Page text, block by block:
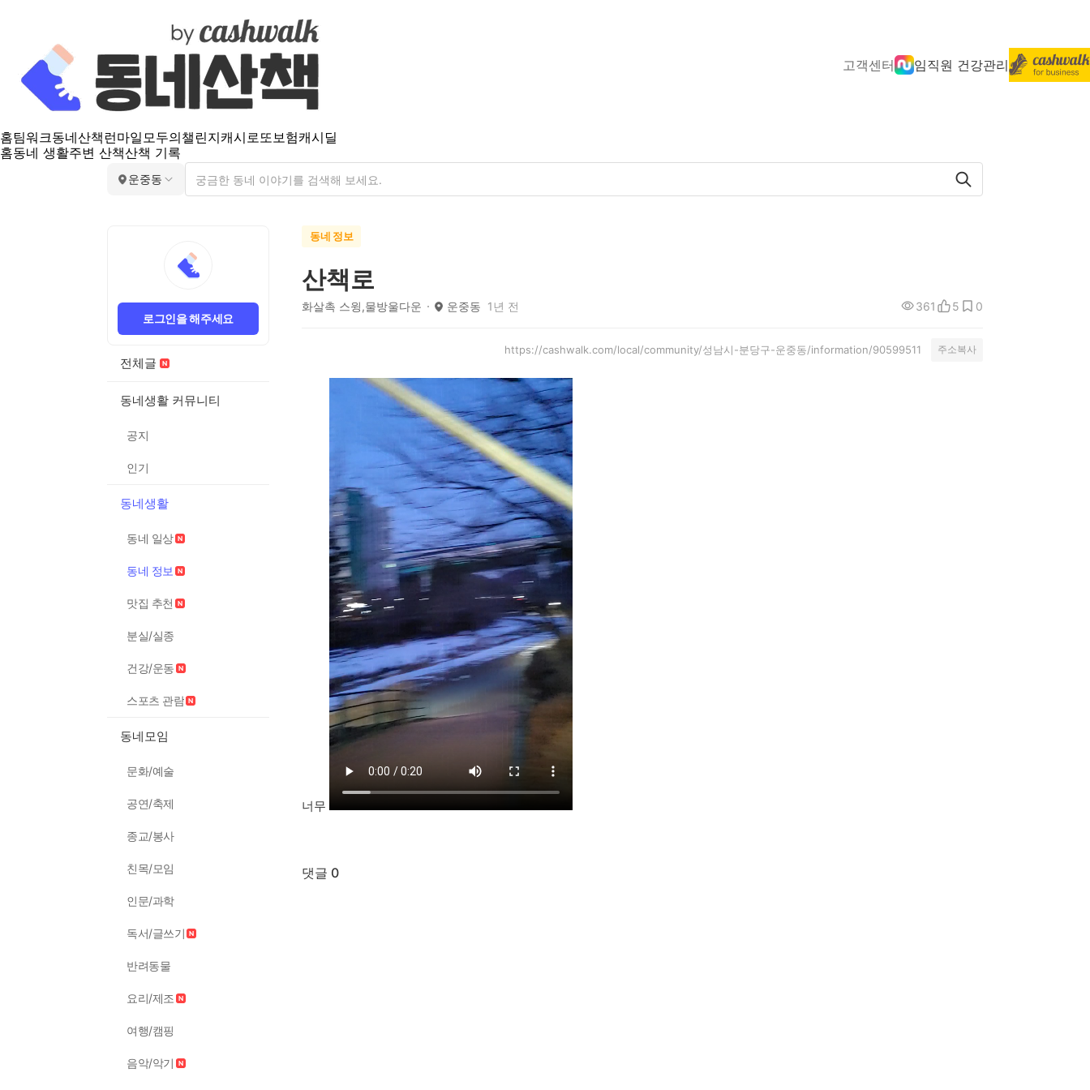
고객센터 임직원 건강관리
홈팀워크동네산책 런마일모두의챌린지캐시로또보험캐시딜
홈동네 생활주변 산책산책 기록
운중동
로그인을 해주세요
전체글
동네생활 커뮤니티
공지
인기
동네생활
동네 일상
동네 정보
맛집 추천
분실/실종
건강/운동
스포츠 관람
동네모임
문화/예술
공연/축제
종교/봉사
친목/모임
인문/과학
독서/글쓰기
반려동물
요리/제조
여행/캠핑
음악/악기
동네 정보
산책로
화살촉 스윙,물방울다운 운중동 1년 전 361 5 0
https://cashwalk.com/local/community/성남시-분당구-운중동/information/90599511 주소복사
너무
댓글 0